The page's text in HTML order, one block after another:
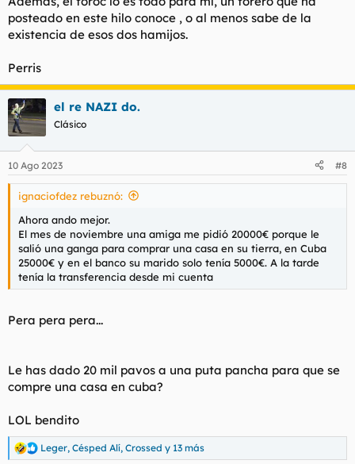
posteado en este hilo conoce , o al menos sabe de la
existencia de esos dos hamijos.
Perris
el re NAZI do.
Clásico
10 Ago 2023 #8
ignaciofdez rebuznó:
Ahora ando mejor.
El mes de noviembre una amiga me pidió 20000€ porque le
salió una ganga para comprar una casa en su tierra, en Cuba
25000€ y en el banco su marido solo tenía 5000€. A la tarde
tenía la transferencia desde mi cuenta
Pera pera pera...
Le has dado 20 mil pavos a una puta pancha para que se
compre una casa en cuba?
LOL bendito
R
Leger, Césped Alí, Crossed y 13 más